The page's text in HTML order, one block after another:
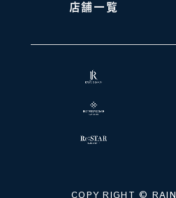
店舗一覧
COPY RIGHT ©️